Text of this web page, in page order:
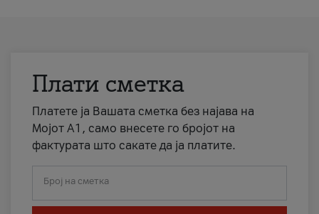
Плати сметка
Платете ја Вашата сметка без најава на
Мојот А1, само внесете го бројот на
фактурата што сакате да ја платите.
Број на сметка